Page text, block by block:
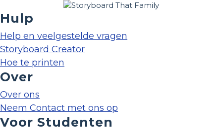
Hulp
Help en veelgestelde vragen
Storyboard Creator
Hoe te printen
Over
Over ons
Neem Contact met ons op
Voor Studenten